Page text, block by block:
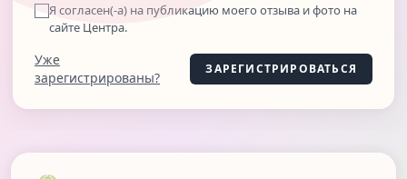
Я согласен(-а) на публикацию моего отзыва и фото на
сайте Центра.
Уже
зарегистрированы?
ЗАРЕГИСТРИРОВАТЬСЯ